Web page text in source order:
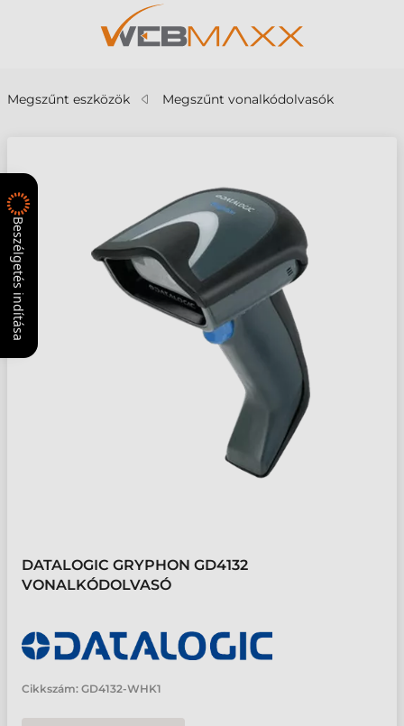
Megszűnt eszközök Megszűnt vonalkódolvasók
DATALOGIC GRYPHON GD4132
VONALKÓDOLVASÓ
Cikkszám: GD4132-WHK1
Beszélgetés indítása